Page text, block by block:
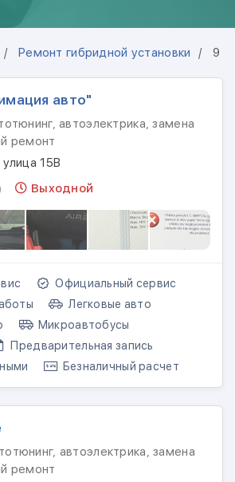
Ремонт гибридной установки 9
авто"
автоэлектрика, замена
ремонт
15В
Выходной
Официальный сервис
Легковые авто
Микроавтобусы
Предварительная запись
Безналичный расчет
автоэлектрика, замена
ремонт